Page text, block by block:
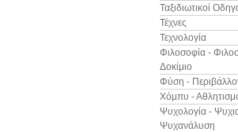
Ταξιδιωτικοί
Τέχνες
Τεχνολογία
Φιλοσοφία -
Δοκίμιο
Φύση -
Χόμπυ -
Ψυχολογία -
Ψυχανάλυση